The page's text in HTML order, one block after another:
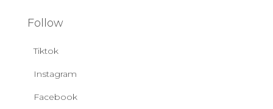
Follow
Tiktok
Instagram
Facebook